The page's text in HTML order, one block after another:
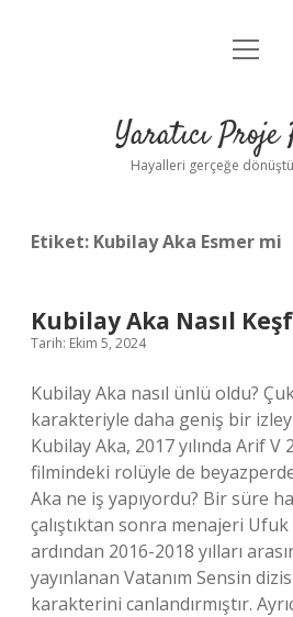
Anasayfa
Yasal Uyarı
menüyü
Yaratıcı Proje
Hayalleri gerçeğe
Etiket: Kubilay Aka Esmer mi
Kubilay Aka Nasıl
Tarih: Ekim 5, 2024
Kubilay Aka nasıl ünlü oldu?
karakteriyle daha geniş bir
Kubilay Aka, 2017 yılında Arif V
filmindeki rolüyle de
Aka ne iş yapıyordu? Bir süre
çalıştıktan sonra menajeri Ufuk
ardından 2016-2018 yılları
yayınlanan Vatanım Sensin
karakterini canlandırmıştır.